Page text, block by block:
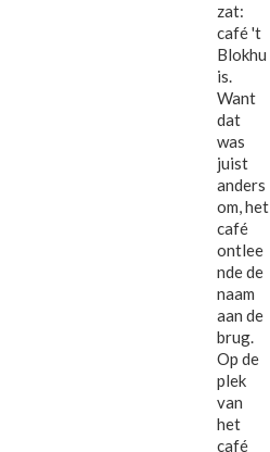
zat:
café 't
Blokhu
is.
Want
dat
was
juist
anders
om, het
café
ontlee
nde de
naam
aan de
brug.
Op de
plek
van
het
café